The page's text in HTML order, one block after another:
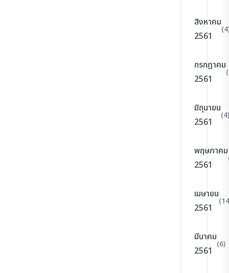
สิงหาคม
2561
กรกฎาคม
2561
มิถุนายน
2561
(4)
พฤษภาคม
2561
เมษายน
2561
มีนาคม
2561
(6)